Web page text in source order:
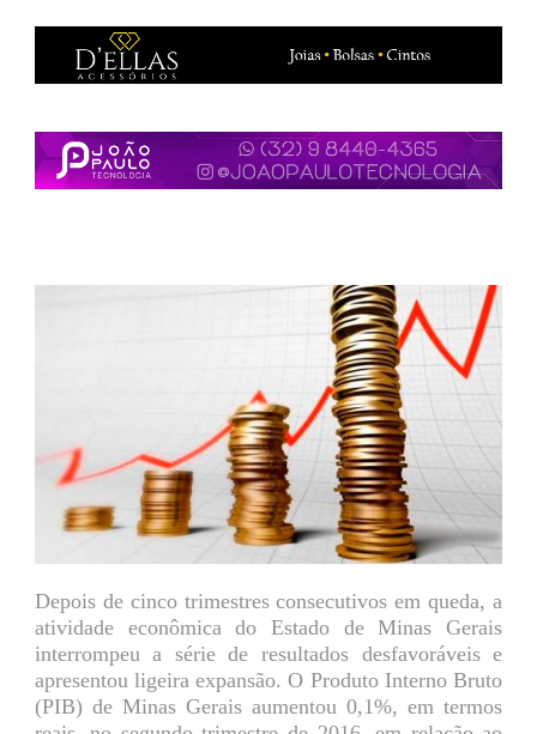
Depois de cinco trimestres consecutivos em queda, a
atividade econômica do Estado de Minas Gerais
interrompeu a série de resultados desfavoráveis e
apresentou ligeira expansão. O Produto Interno Bruto
(PIB) de Minas Gerais aumentou 0,1%, em termos